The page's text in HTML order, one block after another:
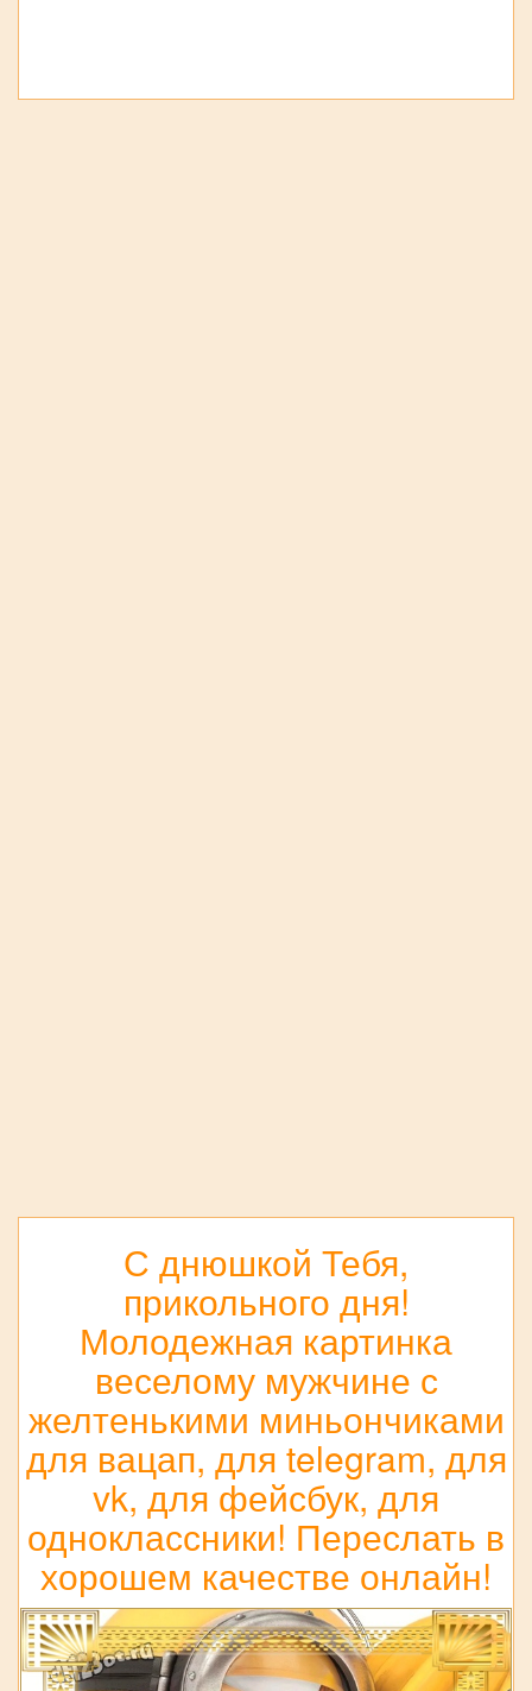
С днюшкой Тебя,
прикольного дня!
Молодежная картинка
веселому мужчине с
желтенькими миньончиками
для вацап, для telegram, для
vk, для фейсбук, для
одноклассники! Переслать в
хорошем качестве онлайн!